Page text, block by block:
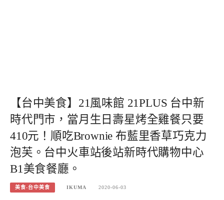
【台中美食】21風味館 21PLUS 台中新
時代門市，當月生日壽星烤全雞餐只要
410元！順吃Brownie 布藍里香草巧克力
泡芙。台中火車站後站新時代購物中心
B1美食餐廳。
美食-台中美食 IKUMA 2020-06-03